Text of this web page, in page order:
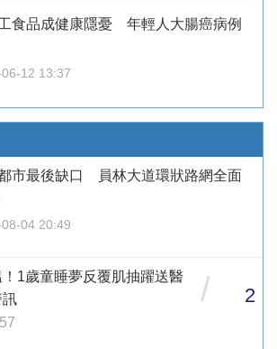
食品成健康隱憂 年輕人大腸癌病例
12 13:37
市最後缺口 員林大道環狀路網全面
04 20:49
！1歲童睡夢反覆肌抽躍送醫
訊
/ 2